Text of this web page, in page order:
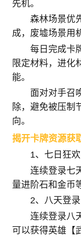
先机。
森林场景优
成，废墟场景用
每日完成卡
限定材料，进化
能。
面对对手召
除，避免被压制
向。
揭开卡牌资源获
1、七日狂欢
连续登录七
量进阶石和金币
2、八天登录
连续登录八
可以获得英雄【